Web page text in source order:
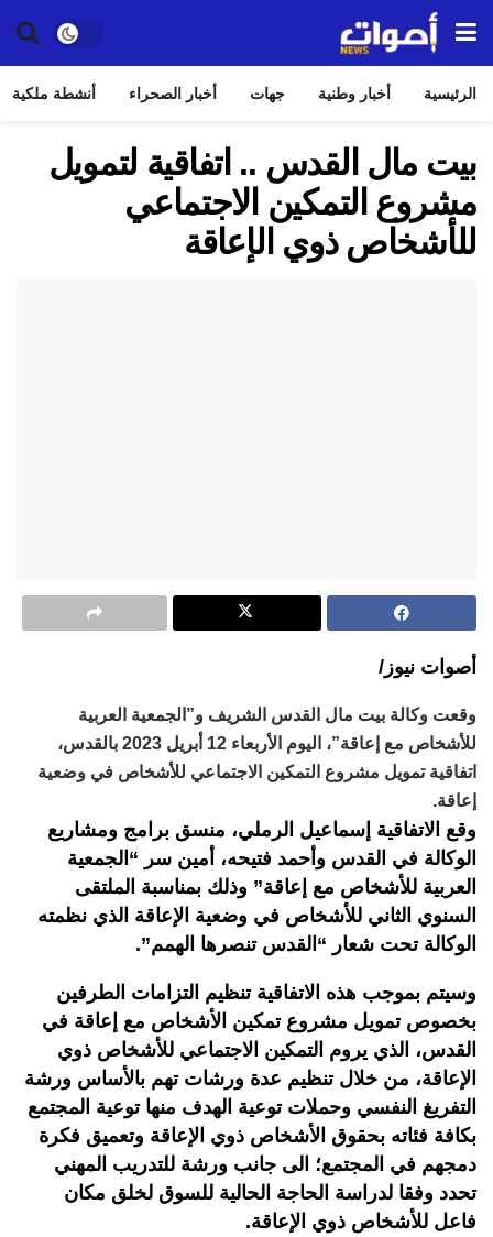
الرئيسية أخبار وطنية جهات أخبار الصحراء أنشطة ملكية
بيت مال القدس .. اتفاقية لتمويل
مشروع التمكين الاجتماعي
للأشخاص ذوي الإعاقة
أصوات نيوز/
وقعت وكالة بيت مال القدس الشريف و”الجمعية العربية
للأشخاص مع إعاقة”، اليوم الأربعاء 12 أبريل 2023 بالقدس،
اتفاقية تمويل مشروع التمكين الاجتماعي للأشخاص في وضعية
إعاقة.
وقع الاتفاقية إسماعيل الرملي، منسق برامج ومشاريع
الوكالة في القدس وأحمد فتيحه، أمين سر “الجمعية
العربية للأشخاص مع إعاقة” وذلك بمناسبة الملتقى
السنوي الثاني للأشخاص في وضعية الإعاقة الذي نظمته
الوكالة تحت شعار “القدس تنصرها الهمم”.
وسيتم بموجب هذه الاتفاقية تنظيم التزامات الطرفين
بخصوص تمويل مشروع تمكين الأشخاص مع إعاقة في
القدس، الذي يروم التمكين الاجتماعي للأشخاص ذوي
الإعاقة، من خلال تنظيم عدة ورشات تهم بالأساس ورشة
التفريغ النفسي وحملات توعية الهدف منها توعية المجتمع
بكافة فئاته بحقوق الأشخاص ذوي الإعاقة وتعميق فكرة
دمجهم في المجتمع؛ الى جانب ورشة للتدريب المهني
تحدد وفقا لدراسة الحاجة الحالية للسوق لخلق مكان
فاعل للأشخاص ذوي الإعاقة.